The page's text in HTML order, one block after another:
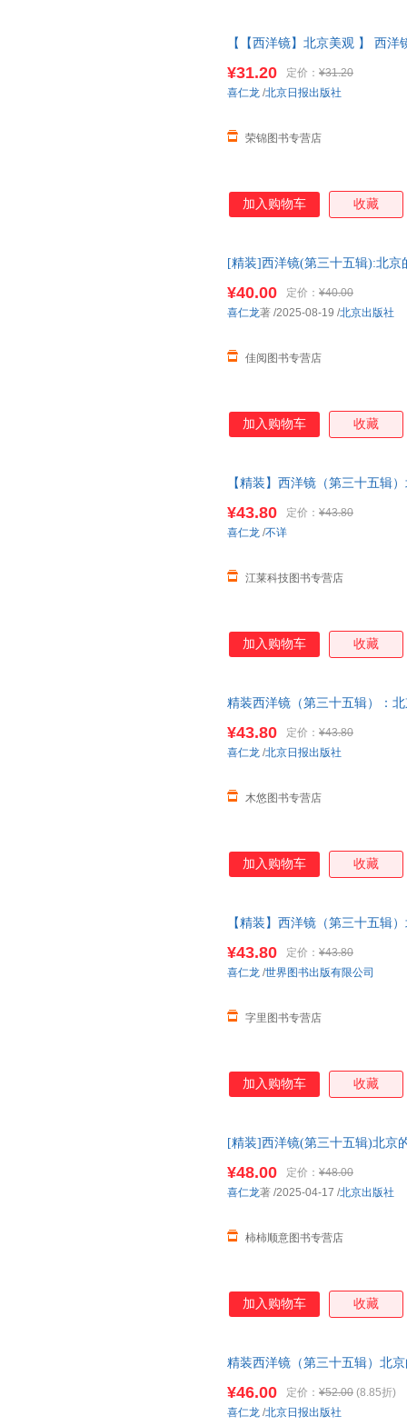
【【西洋镜】北京美观 】 西
正版图书 请放心下单，本店所
¥31.20 定价： ¥31.20
荣锦图书专营店
喜仁龙 /北京日报出版社
加入购物车 收藏
[精装]西洋镜(第三十五辑):北
¥40.00 定价： ¥40.00
佳阅图书专营店
喜仁龙著 /2025-08-19 /北京出版社
加入购物车 收藏
【精装】西洋镜（第三十五辑
¥43.80 定价： ¥43.80
江莱科技图书专营店
喜仁龙 /不详
加入购物车 收藏
精装西洋镜（第三十五辑）：
¥43.80 定价： ¥43.80
木悠图书专营店
喜仁龙 /北京日报出版社
加入购物车 收藏
【精装】西洋镜（第三十五辑
¥43.80 定价： ¥43.80
字里图书专营店
喜仁龙 /世界图书出版有限公司
加入购物车 收藏
[精装]西洋镜(第三十五辑)北京
¥48.00 定价： ¥48.00
柿柿顺意图书专营店
喜仁龙著 /2025-04-17 /北京出版社
加入购物车 收藏
精装西洋镜（第三十五辑）北
¥46.00 定价： ¥52.00 (8.85折)
喜仁龙 /北京日报出版社